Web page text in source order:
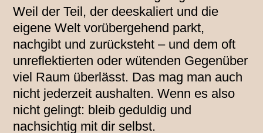
Weil der Teil, der deeskaliert und die
eigene Welt vorübergehend parkt,
nachgibt und zurücksteht – und dem oft
unreflektierten oder wütenden Gegenüber
viel Raum überlässt. Das mag man auch
nicht jederzeit aushalten. Wenn es also
nicht gelingt: bleib geduldig und
nachsichtig mit dir selbst.